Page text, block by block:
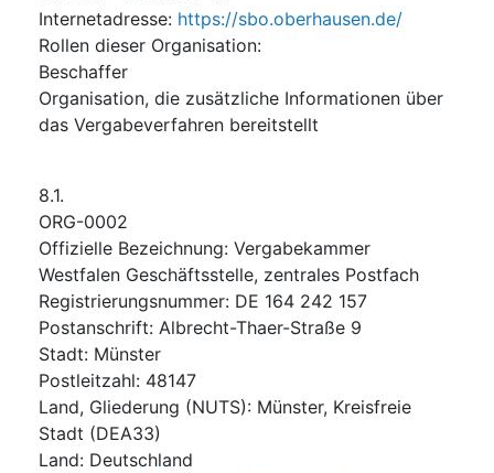
Internetadresse: https://sbo.oberhausen.de/
Rollen dieser Organisation:
Beschaffer
Organisation, die zusätzliche Informationen über
das Vergabeverfahren bereitstellt
8.1.
ORG-0002
Offizielle Bezeichnung: Vergabekammer
Westfalen Geschäftsstelle, zentrales Postfach
Registrierungsnummer: DE 164 242 157
Postanschrift: Albrecht-Thaer-Straße 9
Stadt: Münster
Postleitzahl: 48147
Land, Gliederung (NUTS): Münster, Kreisfreie
Stadt (DEA33)
Land: Deutschland